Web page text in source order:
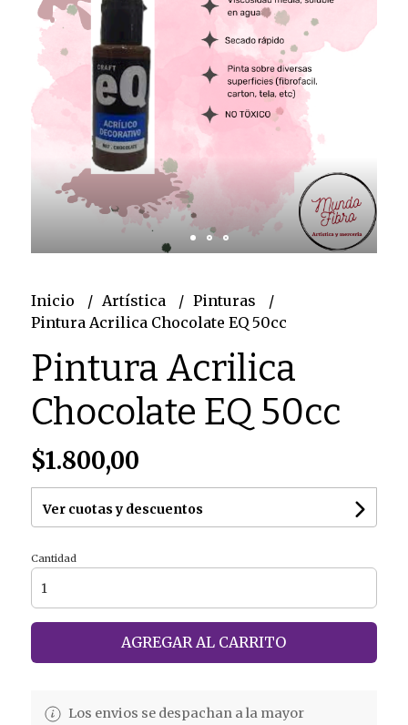
Inicio Artística
Pinturas
Pintura Acrilica Chocolate EQ 50cc
Pintura Acrilica
Chocolate EQ 50cc
$1.800,00
Ver cuotas y descuentos
Cantidad
AGREGAR AL CARRITO
Los envios se despachan a la mayor